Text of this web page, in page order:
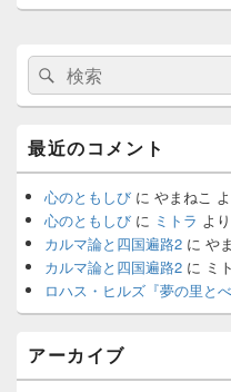
稿:
メ
ン
サ
ド
バ
ー
ウ
ジ
ェ
ッ
ト
リ
ア
検
索:
検
索
最近のコメント
心のともしび に やまねこ
心のともしび に ミトラ より
カルマ論と四国遍路2 に や
カルマ論と四国遍路2 に ミ
ロハス・ヒルズ『夢の里とべ
アーカイブ